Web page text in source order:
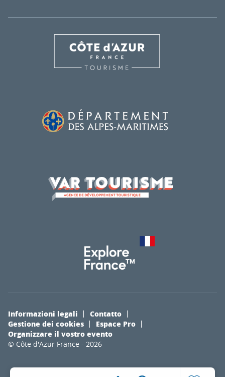
© Côte d'Azur France - 2026
Informazioni legali
Contatto
Gestione dei cookies
Espace Pro
Organizzare il vostro evento